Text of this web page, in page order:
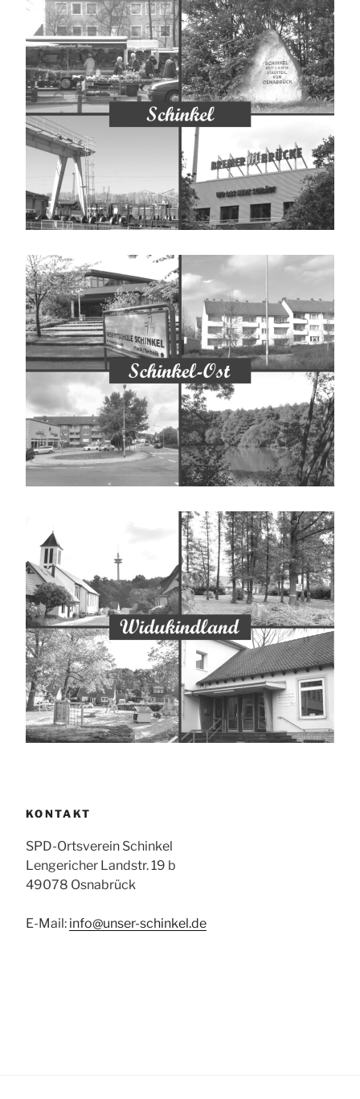
KONTAKT
SPD-Ortsverein Schinkel
Lengericher Landstr. 19 b
49078 Osnabrück
E-Mail: info@unser-schinkel.de